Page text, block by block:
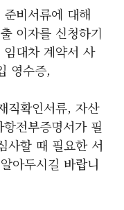
비서류에 대해
이자를 신청하기
대차 계약서 사
영수증,
직확인서류, 자산
전부증명서가 필
사할 때 필요한 서
아두시길 바랍니